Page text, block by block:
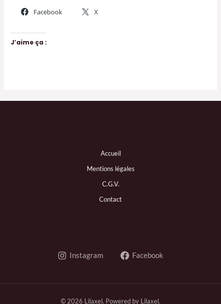
Facebook X
J’aime ça :
Accueil
Mentions légales
C.G.V.
Contact
Instagram Facebook
© 2026 Lilaxel. Powered by Lilaxel.